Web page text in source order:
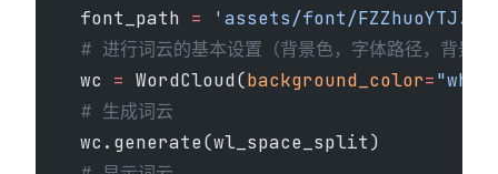
    font_path
= 'assets/font/
# 进行词云的基本设置（背景色，字体路径，背景图
    wc
= WordCloud(background_color=
    # 生成词云
    wc.generate(wl_space_split)